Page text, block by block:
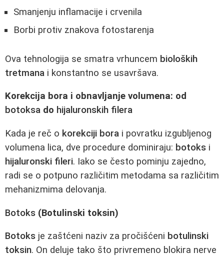
Smanjenju inflamacije i crvenila
Borbi protiv znakova fotostarenja
Ova tehnologija se smatra vrhuncem bioloških
tretmana i konstantno se usavršava.
Korekcija bora i obnavljanje volumena: od
botoksa do hijaluronskih filera
Kada je reč o korekciji bora i povratku izgubljenog
volumena lica, dve procedure dominiraju: botoks i
hijaluronski fileri. Iako se često pominju zajedno,
radi se o potpuno različitim metodama sa različitim
mehanizmima delovanja.
Botoks (Botulinski toksin)
Botoks je zaštćeni naziv za pročišćeni botulinski
toksin. On deluje tako što privremeno blokira nerve